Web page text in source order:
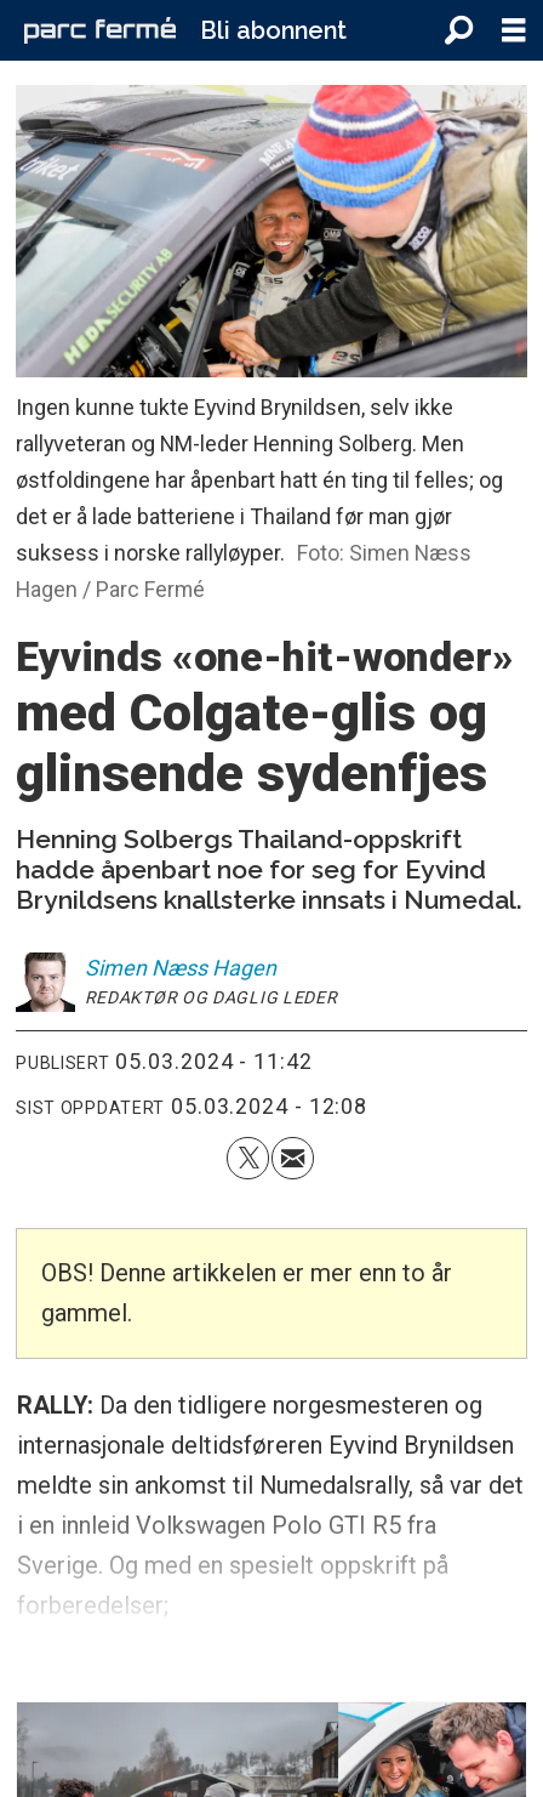
Bli abonnent
Ingen kunne tukte Eyvind Brynildsen, selv ikke
rallyveteran og NM-leder Henning Solberg. Men
østfoldingene har åpenbart hatt én ting til felles; og
det er å lade batteriene i Thailand før man gjør
suksess i norske rallyløyper. Foto: Simen Næss
Hagen / Parc Fermé
Eyvinds «one-hit-wonder»
med Colgate-glis og
glinsende sydenfjes
Henning Solbergs Thailand-oppskrift
hadde åpenbart noe for seg for Eyvind
Brynildsens knallsterke innsats i Numedal.
Simen Næss Hagen
REDAKTØR OG DAGLIG LEDER
PUBLISERT 05.03.2024 - 11:42
SIST OPPDATERT 05.03.2024 - 12:08
OBS! Denne artikkelen er mer enn to år
gammel.
RALLY: Da den tidligere norgesmesteren og
internasjonale deltidsføreren Eyvind Brynildsen
meldte sin ankomst til Numedalsrally, så var det
i en innleid Volkswagen Polo GTI R5 fra
Sverige. Og med en spesielt oppskrift på
forberedelser;